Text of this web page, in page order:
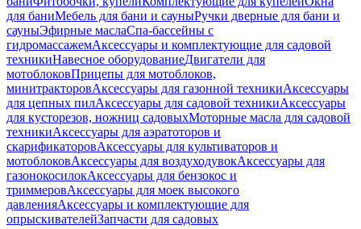
для баниМебель для бани и сауныРучки дверные для бани и
сауныЭфирные маслаСпа-бассейны с
гидромассажемАксессуары и комплектующие для садовой
техникиНавесное оборудованиеДвигатели для
мотоблоковПрицепы для мотоблоков,
минитракторовАксессуары для газонной техникиАксессуары
для цепных пилАксессуары для садовой техникиАксессуары
для кусторезов, ножниц садовыхМоторные масла для садовой
техникиАксессуары для аэратоторов и
скарификаторовАксессуары для культиваторов и
мотоблоковАксессуары для воздуходувокАксессуары для
газонокосилокАксессуары для бензокос и
триммеровАксессуары для моек высокого
давленияАксессуары и комплектующие для
опрыскивателейЗапчасти для садовых